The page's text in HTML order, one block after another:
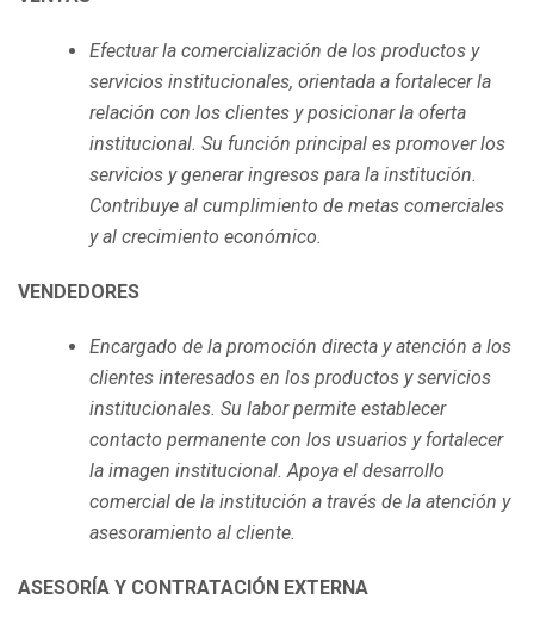
Efectuar la comercialización de los productos y
servicios institucionales, orientada a fortalecer la
relación con los clientes y posicionar la oferta
institucional. Su función principal es promover los
servicios y generar ingresos para la institución.
Contribuye al cumplimiento de metas comerciales
y al crecimiento económico.
VENDEDORES
Encargado de la promoción directa y atención a los
clientes interesados en los productos y servicios
institucionales. Su labor permite establecer
contacto permanente con los usuarios y fortalecer
la imagen institucional. Apoya el desarrollo
comercial de la institución a través de la atención y
asesoramiento al cliente.
ASESORÍA Y CONTRATACIÓN EXTERNA